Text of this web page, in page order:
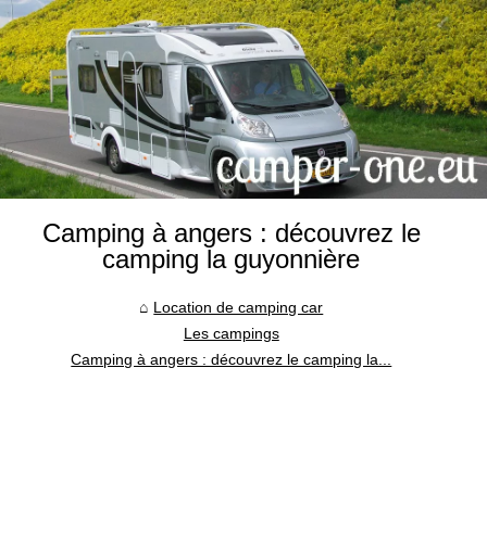
Camping à angers : découvrez le
camping la guyonnière
Location de camping car
Les campings
Camping à angers : découvrez le camping la...